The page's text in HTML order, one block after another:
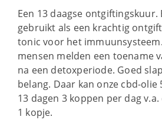
Een 13 daagse ontgiftingskuur.
gebruikt als een krachtig
tonic voor het
mensen melden een toename
na een detoxperiode. Goed
belang. Daar kan onze cbd-olie
13 dagen 3 koppen per dag
1 kopje.